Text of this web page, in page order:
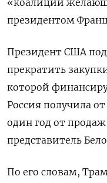
«коалиции
президентом
Президент США
прекратить
которой
Россия получила
один год от
представитель
По его словам,